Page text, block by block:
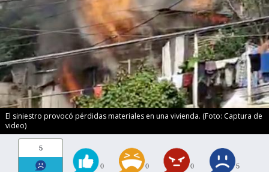
El siniestro provocó pérdidas materiales en una vivienda. (Foto: Captura de
video)
5
0 0 0 5